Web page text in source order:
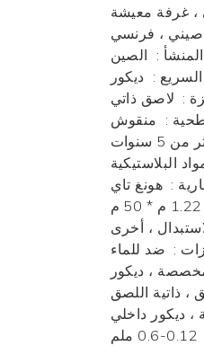
، غرفة معيشة
، فرنسي
: الصين
: ديكور
: لاصق ذاتي
: منقوش
5 سنوات
البلاستيكية
: هونغ تاي
، أخرى
: ضد للماء
، ديكور
، ذاتية اللصق
، ديكور داخلي